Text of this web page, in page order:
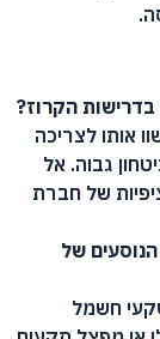
הקרוז?
אותו לצריכה
גבוה. אל
של חברת
של
חשמל